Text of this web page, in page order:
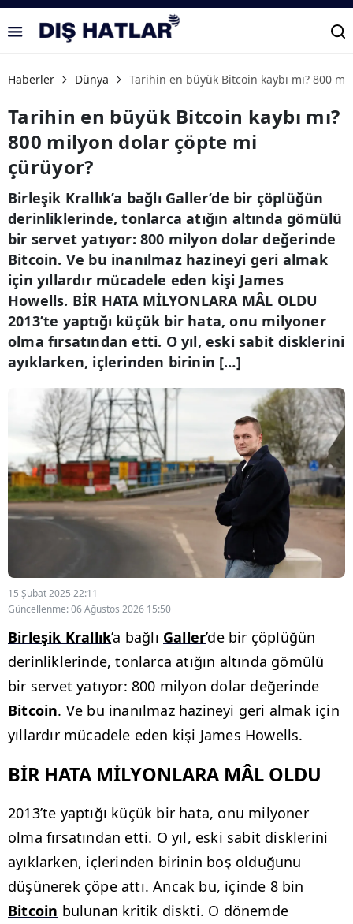
Haberler Dünya Tarihin en büyük Bitcoin kaybı mı? 800
Tarihin en büyük Bitcoin kaybı mı?
800 milyon dolar çöpte mi
çürüyor?
Birleşik Krallık’a bağlı Galler’de bir çöplüğün
derinliklerinde, tonlarca atığın altında gömülü
bir servet yatıyor: 800 milyon dolar değerinde
Bitcoin. Ve bu inanılmaz hazineyi geri almak
için yıllardır mücadele eden kişi James
Howells. BİR HATA MİLYONLARA MÂL OLDU
2013’te yaptığı küçük bir hata, onu milyoner
olma fırsatından etti. O yıl, eski sabit disklerini
ayıklarken, içlerinden birinin […]
15 Şubat 2025 22:11
Güncellenme: 06 Ağustos 2026 15:50
Birleşik Krallık’a bağlı Galler’de bir çöplüğün
derinliklerinde, tonlarca atığın altında gömülü
bir servet yatıyor: 800 milyon dolar değerinde
Bitcoin. Ve bu inanılmaz hazineyi geri almak için
yıllardır mücadele eden kişi James Howells.
BİR HATA MİLYONLARA MÂL OLDU
2013’te yaptığı küçük bir hata, onu milyoner
olma fırsatından etti. O yıl, eski sabit disklerini
ayıklarken, içlerinden birinin boş olduğunu
düşünerek çöpe attı. Ancak bu, içinde 8 bin
Bitcoin bulunan kritik diskti. O dönemde